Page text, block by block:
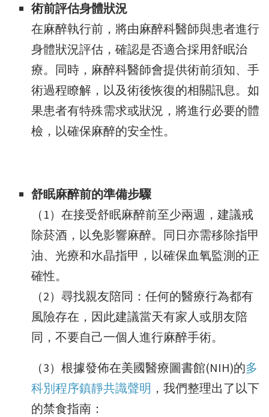
術前評估身體狀況
在麻醉執行前，將由麻醉科醫師與患者進行
身體狀況評估，確認是否適合採用舒眠治
療。同時，麻醉科醫師會提供術前須知、手
術過程瞭解，以及術後恢復的相關訊息。如
果患者有特殊需求或狀況，將進行必要的體
檢，以確保麻醉的安全性。
舒眠麻醉前的準備步驟
（1）在接受舒眠麻醉前至少兩週，建議戒
除菸酒，以免影響麻醉。同日亦需移除指甲
油、光療和水晶指甲，以確保血氧監測的正
確性。
（2）尋找親友陪同：任何的醫療行為都有
風險存在，因此建議當天有家人或朋友陪
同，不要自己一個人進行麻醉手術。
（3）根據發佈在美國醫療圖書館(NIH)的多
科別程序鎮靜共識聲明 ，我們整理出了以下
的禁食指南：